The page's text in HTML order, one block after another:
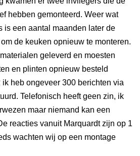
hebben gemonteerd. Weer wat
is een aantal maanden later de
de keuken opnieuw te monteren.
geleverd en moesten
en plinten opnieuw besteld
heb ongeveer 300 berichten via
Telefonisch heeft geen zin, ik
maar niemand kan een
reacties vanuit Marquardt zijn op 1
wachten wij op een montage